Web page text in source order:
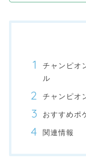
チャンピオ
ル
チャンピオ
おすすめポ
関連情報